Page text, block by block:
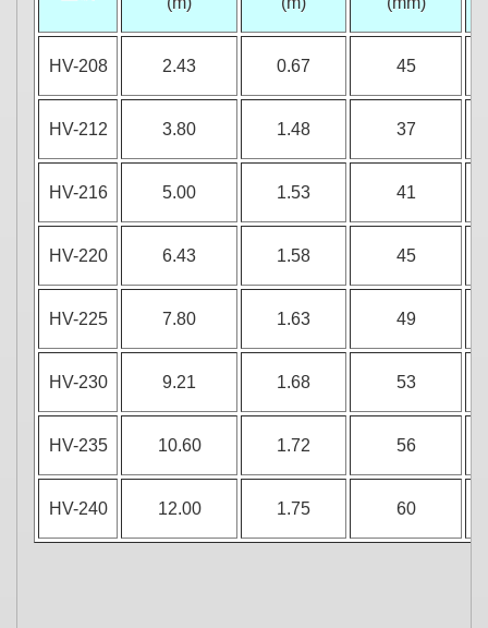
HV-208 2.43 0.67 45
HV-212 3.80 1.48 37
HV-216 5.00 1.53 41
HV-220 6.43 1.58 45
HV-225 7.80 1.63 49
HV-230 9.21 1.68 53
HV-235 10.60 1.72 56
HV-240 12.00 1.75 60